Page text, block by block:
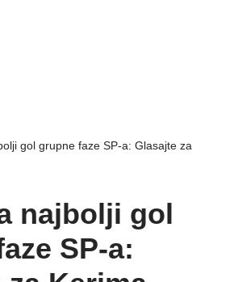
gol grupne faze SP-a: Glasajte za
najbolji gol
SP-a: